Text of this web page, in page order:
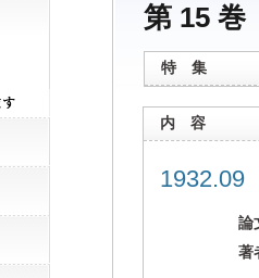
第 15
特 集
内 容
論
著